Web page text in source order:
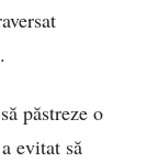
păstreze o
evitat să